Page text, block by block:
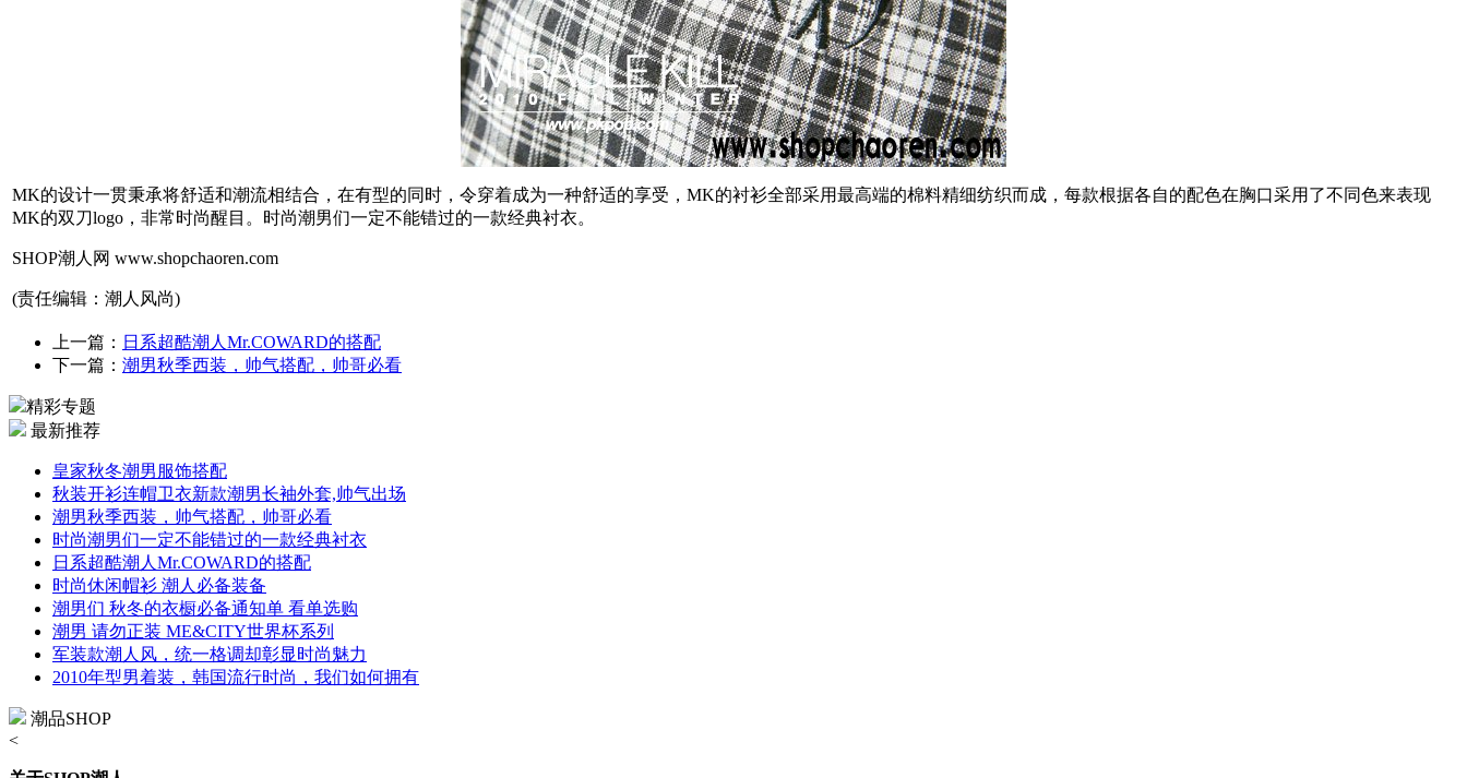
MK的设计一贯秉承将舒适和潮流相结合，在有型的同时，令穿着成为一种舒适的享受，MK的衬衫全部采用最高端的棉料精细纺织而成，每款根据各自的配色在胸口采用了不同色来表现
MK的双刀logo，非常时尚醒目。时尚潮男们一定不能错过的一款经典衬衣。
SHOP潮人网 www.shopchaoren.com
(责任编辑：潮人风尚)
上一篇： 日系超酷潮人Mr.COWARD的搭配
下一篇： 潮男秋季西装，帅气搭配，帅哥必看
精彩专题
最新推荐
皇家秋冬潮男服饰搭配
秋装开衫连帽卫衣新款潮男长袖外套,帅气出场
潮男秋季西装，帅气搭配，帅哥必看
时尚潮男们一定不能错过的一款经典衬衣
日系超酷潮人Mr.COWARD的搭配
时尚休闲帽衫 潮人必备装备
潮男们 秋冬的衣橱必备通知单 看单选购
潮男 请勿正装 ME&CITY世界杯系列
军装款潮人风，统一格调却彰显时尚魅力
2010年型男着装，韩国流行时尚，我们如何拥有
潮品SHOP
<